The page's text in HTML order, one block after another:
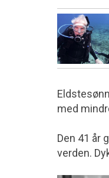
med
Den 41 år
verden.